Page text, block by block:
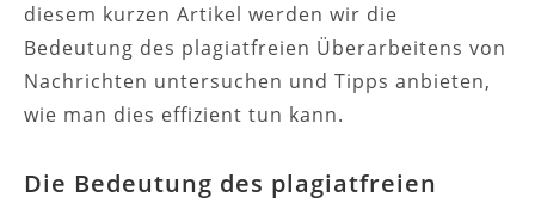
diesem kurzen Artikel werden wir die
Bedeutung des plagiatfreien Überarbeitens von
Nachrichten untersuchen und Tipps anbieten,
wie man dies effizient tun kann.
Die Bedeutung des plagiatfreien